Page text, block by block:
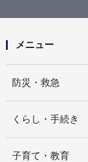
教育委
令和５年
メニュー
防災・救急
くらし・手続き
子育て・教育